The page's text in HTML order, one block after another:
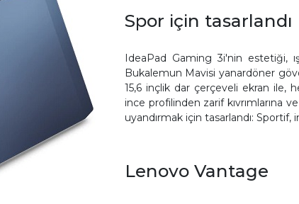
Spor için tasarlandı
IdeaPad Gaming 3i'nin estetiği,
Bukalemun Mavisi yanardöner
15,6 inçlik dar çerçeveli ekran ile,
ince profilinden zarif kıvrımlarına
uyandırmak için tasarlandı: Sportif,
Lenovo Vantage